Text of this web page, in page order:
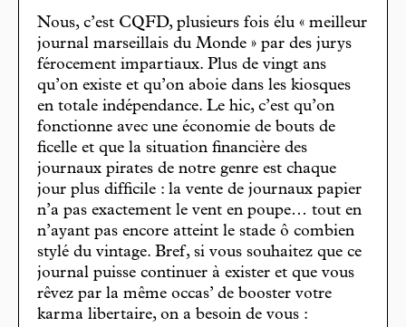
Nous, c’est CQFD, plusieurs fois élu « meilleur
journal marseillais du Monde » par des jurys
férocement impartiaux. Plus de vingt ans
qu’on existe et qu’on aboie dans les kiosques
en totale indépendance. Le hic, c’est qu’on
fonctionne avec une économie de bouts de
ficelle et que la situation financière des
journaux pirates de notre genre est chaque
jour plus difficile : la vente de journaux papier
n’a pas exactement le vent en poupe… tout en
n’ayant pas encore atteint le stade ô combien
stylé du vintage. Bref, si vous souhaitez que ce
journal puisse continuer à exister et que vous
rêvez par la même occas’ de booster votre
karma libertaire, on a besoin de vous :